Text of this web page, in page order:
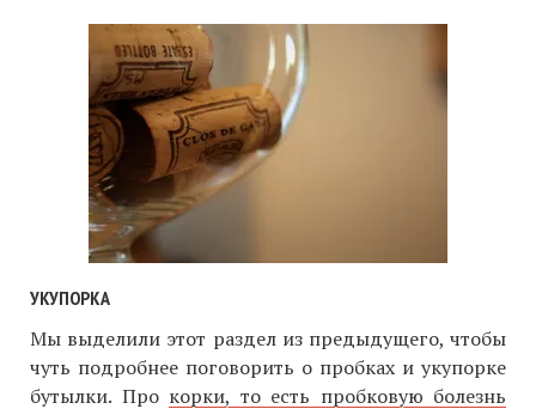
УКУПОРКА
Мы выделили этот раздел из предыдущего, чтобы
чуть подробнее поговорить о пробках и укупорке
бутылки. Про корки, то есть пробковую болезнь